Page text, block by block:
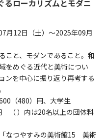
るローカリズムとモダニ
月12日（土）～2025年09月
こと、モダンであること。和
をめぐる近代と美術につい
ンを中心に振り返り再考する
（480）円、大学生
（ ）内は20名以上の団体料
なつやすみの美術館15 美術